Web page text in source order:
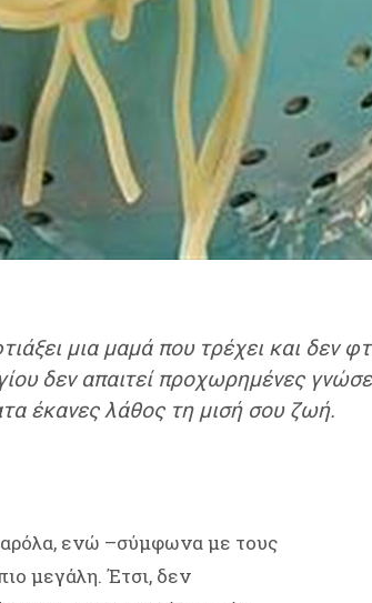
μια μαμά που τρέχει και δεν
δεν απαιτεί προχωρημένες
έκανες λάθος τη μισή σου ζωή.
ενώ –σύμφωνα με τους
μεγάλη. Έτσι, δεν